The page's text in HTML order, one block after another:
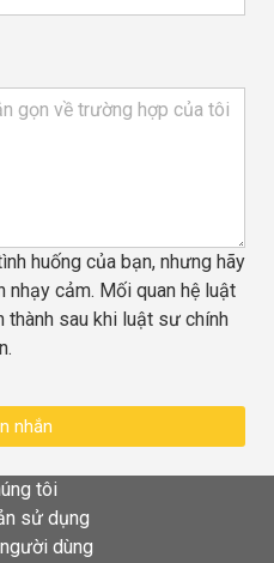
huống của bạn, nhưng hãy
nhạy cảm. Mối quan hệ luật
thành sau khi luật sư chính
nhắn
tôi
sử dụng
dùng